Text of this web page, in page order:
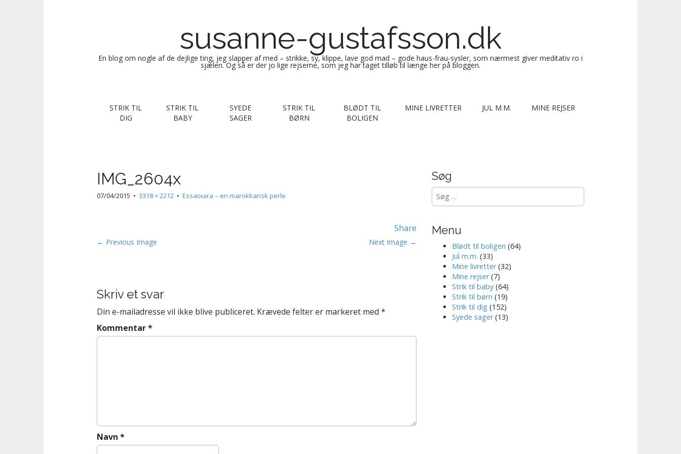
susanne-gustafsson.dk
En blog om nogle af de dejlige ting, jeg slapper af med – strikke, sy, klippe, lave god mad – gode haus-frau-sysler, som nærmest giver meditativ ro i
sjælen. Og så er der jo lige rejserne, som jeg har taget tilløb til længe her på bloggen.
e
n
u
c
o
n
STRIK TIL
DIG
STRIK TIL
BABY
SYEDE
SAGER
STRIK TIL
BØRN
BLØDT TIL
BOLIGEN
MINE LIVRETTER JUL M.M. MINE REJSER
IMG_2604x
07/04/2015 • 3318 × 2212 • Essaouira – en marokkansk perle
Share
P
n
a
v
i
← Previous Image Next Image →
Skriv et svar
Din e-mailadresse vil ikke blive publiceret. Krævede felter er markeret med *
Kommentar*
Navn *
Søg
Søg
efter:
Menu
Blødt til boligen (64)
Jul m.m. (33)
Mine livretter(32)
Mine rejser(7)
Strik til baby (64)
Strik til børn (19)
Strik til dig (152)
Syede sager(13)